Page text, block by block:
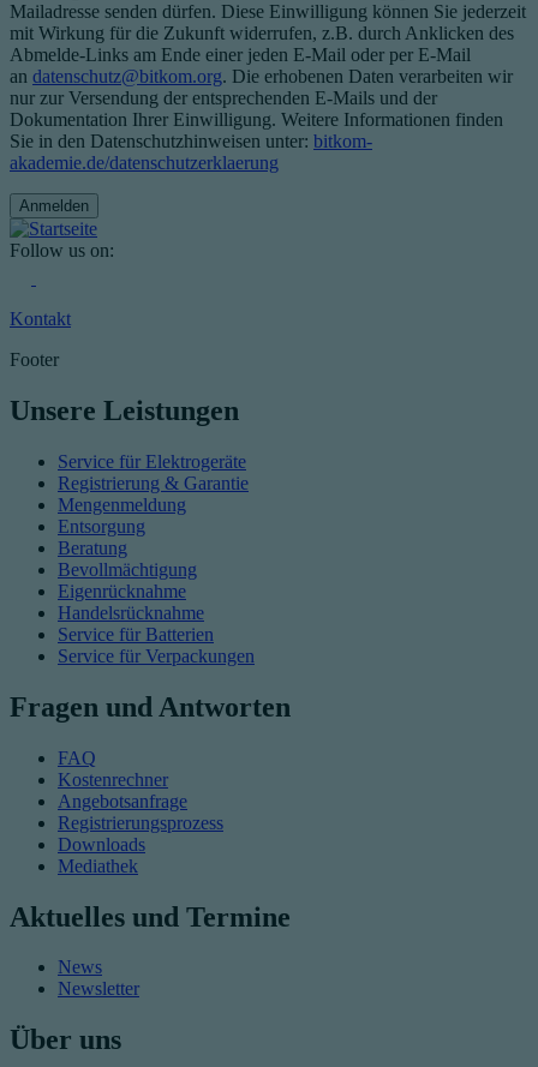
Mailadresse senden dürfen. Diese Einwilligung können Sie jederzeit
mit Wirkung für die Zukunft widerrufen, z.B. durch Anklicken des
Abmelde-Links am Ende einer jeden E-Mail oder per E-Mail
an datenschutz@bitkom.org. Die erhobenen Daten verarbeiten wir
nur zur Versendung der entsprechenden E-Mails und der
Dokumentation Ihrer Einwilligung. Weitere Informationen finden
Sie in den Datenschutzhinweisen unter: bitkom-
akademie.de/datenschutzerklaerung
Follow us on:
Kontakt
Footer
Unsere Leistungen
Service für Elektrogeräte
Registrierung & Garantie
Mengenmeldung
Entsorgung
Beratung
Bevollmächtigung
Eigenrücknahme
Handelsrücknahme
Service für Batterien
Service für Verpackungen
Fragen und Antworten
FAQ
Kostenrechner
Angebotsanfrage
Registrierungsprozess
Downloads
Mediathek
Aktuelles und Termine
News
Newsletter
Über uns